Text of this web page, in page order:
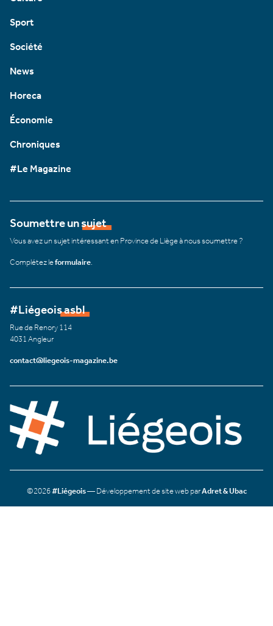
Sport
Société
News
Horeca
Économie
Chroniques
#Le Magazine
Soumettre un sujet
Vous avez un sujet intéressant en Province de Liège à nous soumettre ?
Complétez leformulaire
#Liégeois asbl
Rue de Renory 114
4031 Angleur
contact@liegeois-magazine.be
©2026#Liégeois— Développement de site web parAdret & Ubac